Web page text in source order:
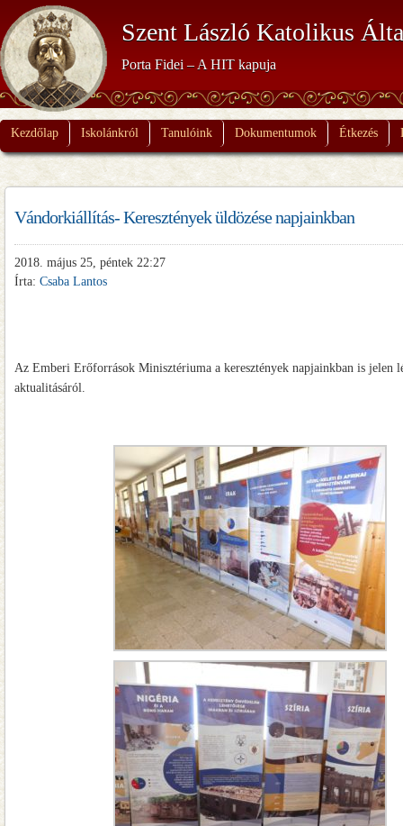
Szent László Katolikus
Porta Fidei – A HIT kapuja
Kezdőlap Iskolánkról Tanulóink Dokumentumok Étkezés
Vándorkiállítás- Keresztények üldözése napjainkban
2018. május 25, péntek 22:27
Írta: Csaba Lantos
Az Emberi Erőforrások Minisztériuma a keresztények napjainkban is
aktualitásáról.